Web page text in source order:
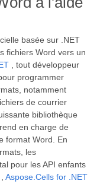
basée sur .NET
fichiers Word vers un
, tout développeur
programmer
notamment
de courrier
bibliothèque
en charge de
format Word. En
les
pour les API enfants
Aspose.Cells for .NET